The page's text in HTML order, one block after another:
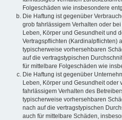
Folgeschäden wie insbesondere
Die Haftung ist gegenüber
grob fahrlässigem Verhalten oder
Leben, Körper und Gesundheit und
Vertragspflichten (Kardinalpflichten)
typischerweise vorhersehbaren
auf die vertragstypischen
für mittelbare Folgeschäden wie
Die Haftung ist gegenüber
Leben, Körper und Gesundheit oder
fahrlässigem Verhalten des
typischerweise vorhersehbaren
nach auf die vertragstypischen
auch für mittelbare Schäden,